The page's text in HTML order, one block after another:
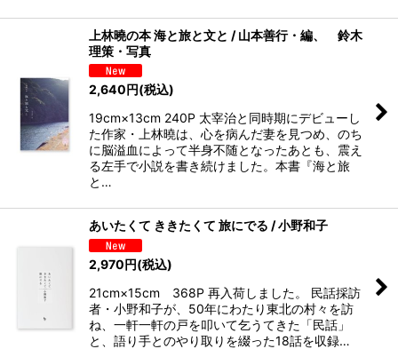
上林曉の本 海と旅と文と / 山本善行・編、 鈴木
理策・写真
2,640円(税込)
19cm×13cm 240P 太宰治と同時期にデビューし
た作家・上林曉は、心を病んだ妻を見つめ、のち
に脳溢血によって半身不随となったあとも、震え
る左手で小説を書き続けました。本書『海と旅
と…
あいたくて ききたくて 旅にでる / 小野和子
2,970円(税込)
21cm×15cm 368P 再入荷しました。 民話採訪
者・小野和子が、50年にわたり東北の村々を訪
ね、一軒一軒の戸を叩いて乞うてきた「民話」
と、語り手とのやり取りを綴った18話を収録…